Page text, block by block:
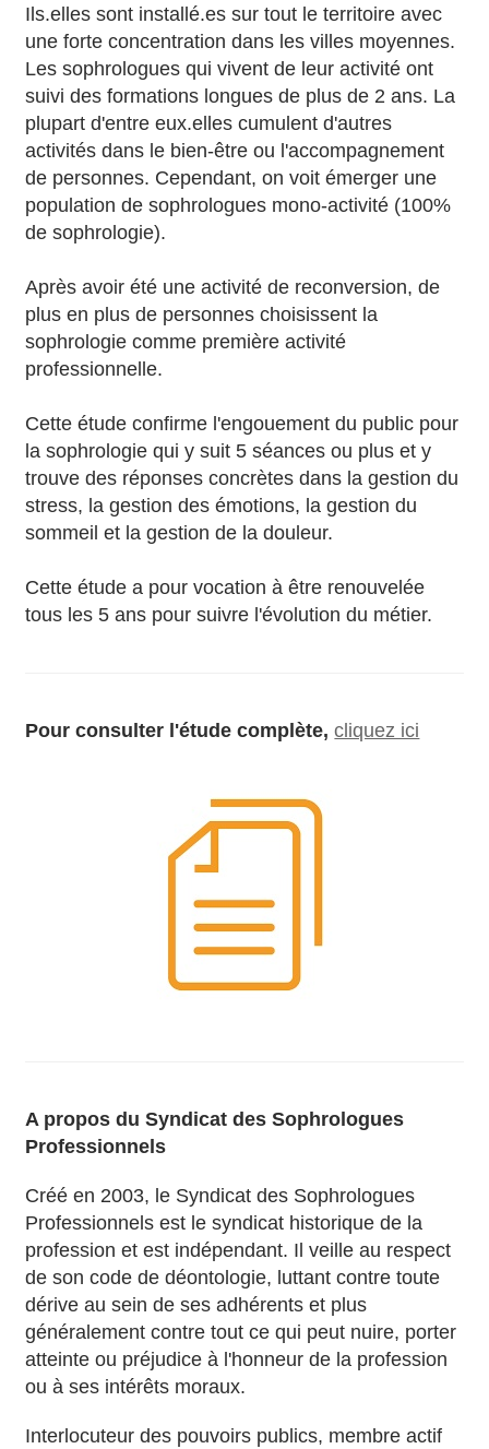
Ils.elles sont installé.es sur tout le territoire avec
une forte concentration dans les villes moyennes.
Les sophrologues qui vivent de leur activité ont
suivi des formations longues de plus de 2 ans. La
plupart d'entre eux.elles cumulent d'autres
activités dans le bien-être ou l'accompagnement
de personnes. Cependant, on voit émerger une
population de sophrologues mono-activité (100%
de sophrologie).
Après avoir été une activité de reconversion, de
plus en plus de personnes choisissent la
sophrologie comme première activité
professionnelle.
Cette étude confirme l'engouement du public pour
la sophrologie qui y suit 5 séances ou plus et y
trouve des réponses concrètes dans la gestion du
stress, la gestion des émotions, la gestion du
sommeil et la gestion de la douleur.
Cette étude a pour vocation à être renouvelée
tous les 5 ans pour suivre l'évolution du métier.
Pour consulter l'étude complète, cliquez ici
A propos du Syndicat des Sophrologues
Professionnels
Créé en 2003, le Syndicat des Sophrologues
Professionnels est le syndicat historique de la
profession et est indépendant. Il veille au respect
de son code de déontologie, luttant contre toute
dérive au sein de ses adhérents et plus
généralement contre tout ce qui peut nuire, porter
atteinte ou préjudice à l'honneur de la profession
ou à ses intérêts moraux.
Interlocuteur des pouvoirs publics, membre actif